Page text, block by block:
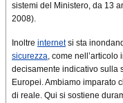
sistemi del Ministero, da 13
2008).
Inoltre internetsi sta
sicurezza, come
decisamente indicativo sulla
Europei. Ambiamo imparato
di reale. Qui si sostiene